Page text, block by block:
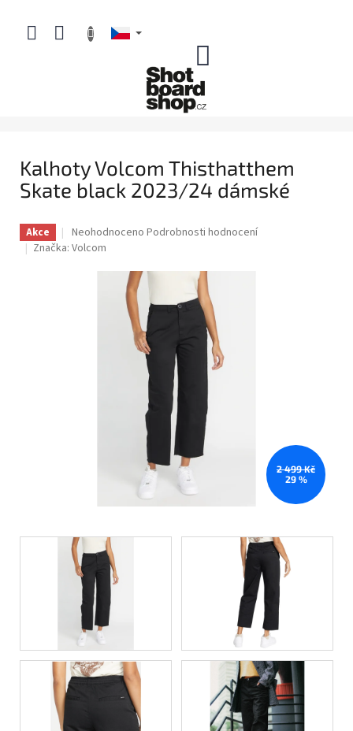
obsah
Kalhoty Volcom Thisthatthem
Skate black 2023/24 dámské
Akce
Průměrné
hodnocení
Neohodnoceno Podrobnosti hodnocení
Značka: Volcom
2 499 Kč
29 %